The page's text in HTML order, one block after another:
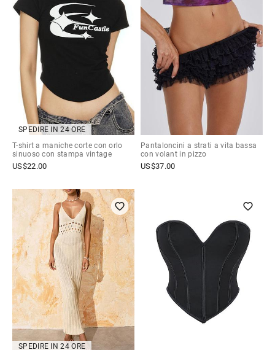
SPEDIRE IN 24 ORE
T-shirt a maniche corte con orlo
sinuoso con stampa vintage
US$22.00
Pantaloncini a strati a vita bassa
con volant in pizzo
US$37.00
SPEDIRE IN 24 ORE